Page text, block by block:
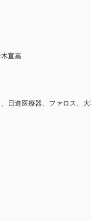
宣嘉
日進医療器、ファロス、